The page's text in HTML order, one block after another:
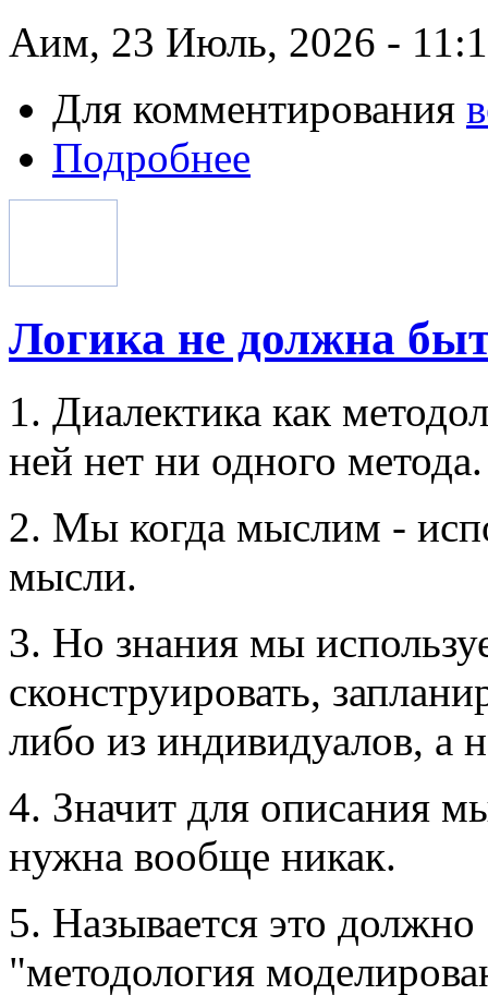
Аим, 23 Июль, 2026 -
Для комментирования
Подробнее
Логика не должна
1. Диалектика как
ней нет ни одного метода.
2. Мы когда мыслим -
мысли.
3. Но знания мы
сконструировать,
либо из индивидуалов, а
4. Значит для описания
нужна вообще никак.
5. Называется это
"методология